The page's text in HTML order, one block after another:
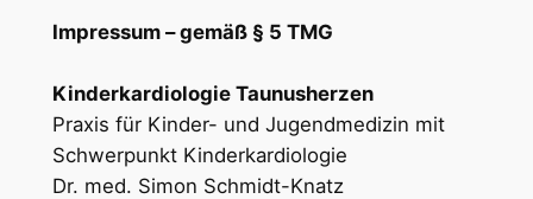
Impressum – gemäß § 5 TMG
Kinderkardiologie Taunusherzen
Praxis für Kinder- und Jugendmedizin mit
Schwerpunkt Kinderkardiologie
Dr. med. Simon Schmidt-Knatz